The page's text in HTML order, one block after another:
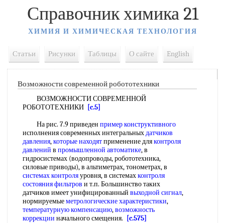
Справочник химика 21
ХИМИЯ И ХИМИЧЕСКАЯ ТЕХНОЛОГИЯ
Статьи Рисунки Таблицы О сайте English
Возможности современной робототехники
ВОЗМОЖНОСТИ СОВРЕМЕННОЙ
РОБОТОТЕХНИКИ [c.5]
На рис. 7.9 приведен пример конструктивного
исполнения современных интегральныхдатчиков
давления,которые находятприменение дляконтроля
давлений в промышленной автоматике, в
гидросистемах (водопроводы, робототехника,
силовые приводы), в альтиметрах, тонометрах, в
системах контроляуровня, в системахконтроля
состояния фильтров и т.п. Большинство таких
датчиков имеет унифицированный выходной сигнал,
нормируемыеметрологические характеристики,
температурную компенсацию,возможность
коррекции начального смещения. [c.575]